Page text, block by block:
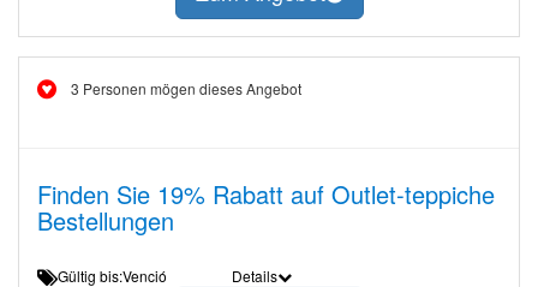
3 Personen mögen dieses Angebot
Finden Sie 19% Rabatt auf Outlet-teppiche
Bestellungen
Gültig bis:Venció Details